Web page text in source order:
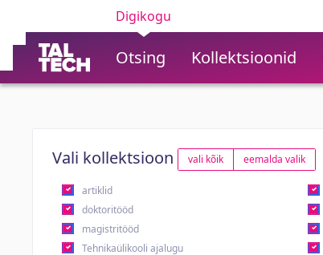
Digikogu
Otsing Kollektsioonid
Vali kollektsioon vali kõik eemalda valik
artiklid
doktoritööd
magistritööd
Tehnikaülikooli ajalugu